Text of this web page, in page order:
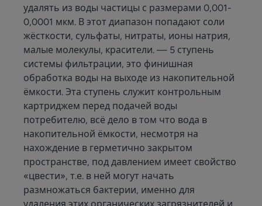
удалять из воды частицы с размерами 0,001-
0,0001 мкм. В этот диапазон попадают соли
жёсткости, сульфаты, нитраты, ионы натрия,
малые молекулы, красители. — 5 ступень
системы фильтрации, это финишная
обработка воды на выходе из накопительной
ёмкости. Эта ступень служит контрольным
картриджем перед подачей воды
потребителю, всё дело в том что вода в
накопительной ёмкости, несмотря на
нахождение в герметично закрытом
пространстве, под давлением имеет свойство
«цвести», т.е. в ней могут начать
размножаться бактерии, именно для